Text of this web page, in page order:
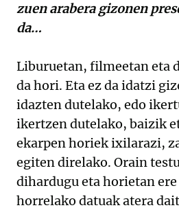
zuen arabera gizonen
da…
Liburuetan, filmeetan eta
da hori. Eta ez da idatzi
idazten dutelako, edo
ikertzen dutelako, baizik
ekarpen horiek ixilarazi,
egiten direlako. Orain
dihardugu eta horietan
horrelako datuak atera